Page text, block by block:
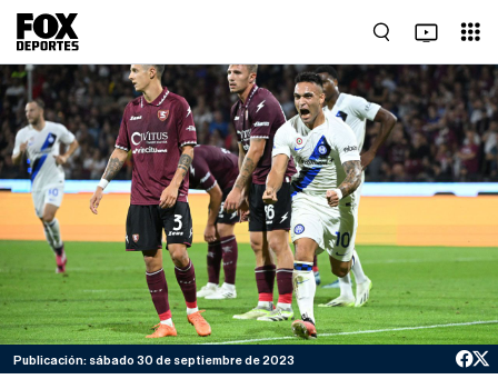
Publicación: sábado 30 de septiembre de 2023